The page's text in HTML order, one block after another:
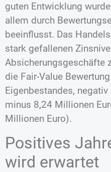
guten Entwicklung
allem durch
beeinflusst. Das
stark gefallenen
Absicherungsgeschäfte
die Fair-Value
Eigenbestandes,
minus 8,24 Millionen
Millionen Euro).
Positives
wird erwartet